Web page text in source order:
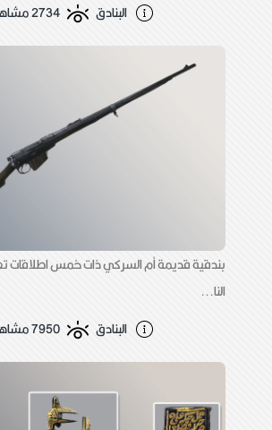
البنادق
2734 مشاهدات
بندقية قديمة أم السركي ذات خمس اطلاقات
النا...
البنادق
7950 مشاهدات